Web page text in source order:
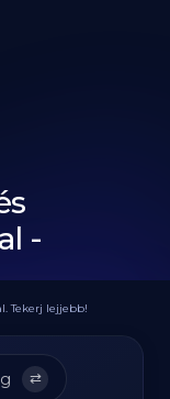
→
-
Tekerj lejjebb!
g ⇄